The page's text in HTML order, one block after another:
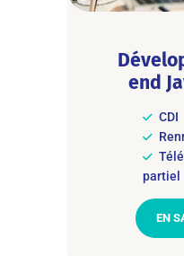
end
CDI
partiel
EN